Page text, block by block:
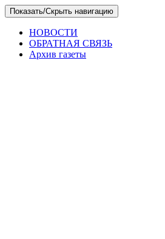
Skip
to
content
Показать/Скрыть навигацию
НОВОСТИ
ОБРАТНАЯ СВЯЗЬ
Архив газеты